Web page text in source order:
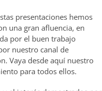
presentaciones hemos
una gran afluencia, en
por el buen trabajo
nuestro canal de
Vaya desde aquí nuestro
para todos ellos.